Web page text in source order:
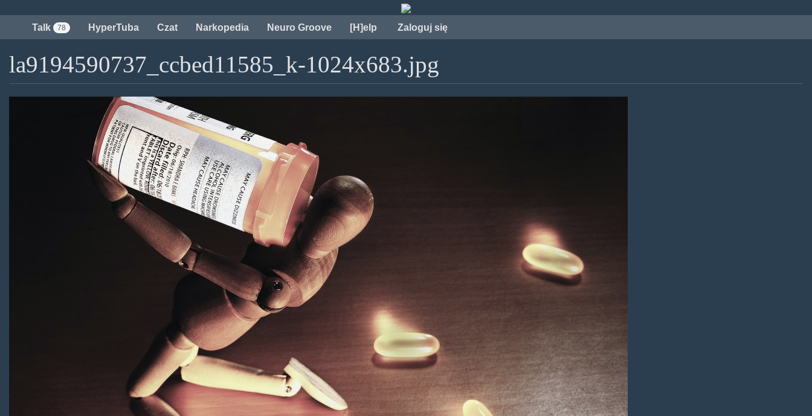
treści
Talk 78 HyperTuba Czat Narkopedia Neuro Groove [H]elp Zaloguj się
la9194590737_ccbed11585_k-1024x683.jpg